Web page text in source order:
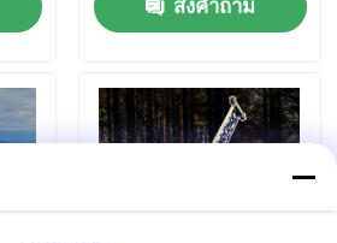
ฟิสิกส์
ทานทางธรณีฟิสิกส์
สิกส์
ส่งคำถาม